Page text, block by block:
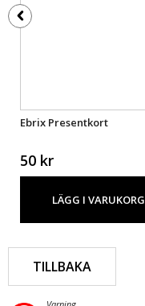
Ebrix Presentkort
50 kr
LÄGG I VARUKORG
TILLBAKA